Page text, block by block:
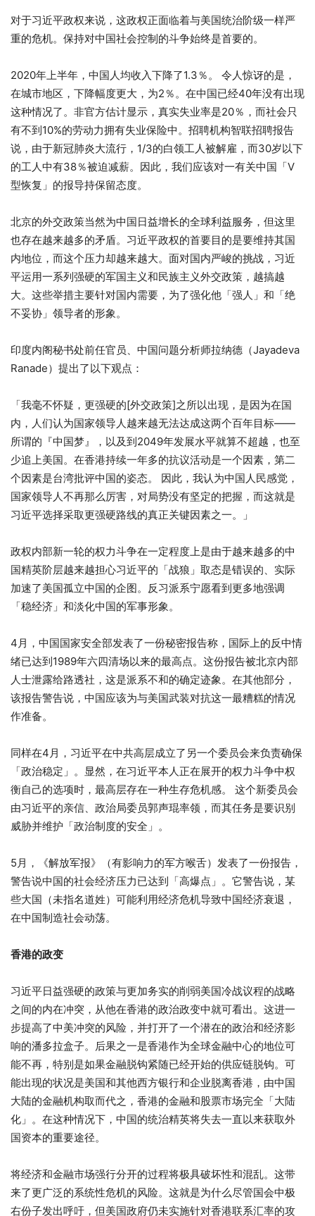
对于习近平政权来说，这政权正面临着与美国统治阶级一样严
重的危机。保持对中国社会控制的斗争始终是首要的。
2020年上半年，中国人均收入下降了1.3％。 令人惊讶的是，
在城市地区，下降幅度更大，为2％。在中国已经40年没有出现
这种情况了。非官方估计显示，真实失业率是20％，而社会只
有不到10%的劳动力拥有失业保险中。招聘机构智联招聘报告
说，由于新冠肺炎大流行，1/3的白领工人被解雇，而30岁以下
的工人中有38％被迫减薪。因此，我们应该对一有关中国「V
型恢复」的报导持保留态度。
北京的外交政策当然为中国日益增长的全球利益服务，但这里
也存在越来越多的矛盾。习近平政权的首要目的是要维持其国
内地位，而这个压力却越来越大。面对国内严峻的挑战，习近
平运用一系列强硬的军国主义和民族主义外交政策，越搞越
大。这些举措主要针对国内需要，为了强化他「强人」和「绝
不妥协」领导者的形象。
印度内阁秘书处前任官员、中国问题分析师拉纳德（Jayadeva
Ranade）提出了以下观点：
「我毫不怀疑，更强硬的[外交政策]之所以出现，是因为在国
内，人们认为国家领导人越来越无法达成这两个百年目标——
所谓的『中国梦』，以及到2049年发展水平就算不超越，也至
少追上美国。在香港持续一年多的抗议活动是一个因素，第二
个因素是台湾批评中国的姿态。 因此，我认为中国人民感觉，
国家领导人不再那么厉害，对局势没有坚定的把握，而这就是
习近平选择采取更强硬路线的真正关键因素之一。」
政权内部新一轮的权力斗争在一定程度上是由于越来越多的中
国精英阶层越来越担心习近平的「战狼」取态是错误的、实际
加速了美国孤立中国的企图。反习派系宁愿看到更多地强调
「稳经济」和淡化中国的军事形象。
4月，中国国家安全部发表了一份秘密报告称，国际上的反中情
绪已达到1989年六四清场以来的最高点。这份报告被北京内部
人士泄露给路透社，这是派系不和的确定迹象。在其他部分，
该报告警告说，中国应该为与美国武装对抗这一最糟糕的情况
作准备。
同样在4月，习近平在中共高层成立了另一个委员会来负责确保
「政治稳定」。显然，在习近平本人正在展开的权力斗争中权
衡自己的选项时，最高层存在一种生存危机感。 这个新委员会
由习近平的亲信、政治局委员郭声琨率领，而其任务是要识别
威胁并维护「政治制度的安全」。
5月，《解放军报》（有影响力的军方喉舌）发表了一份报告，
警告说中国的社会经济压力已达到「高爆点」。它警告说，某
些大国（未指名道姓）可能利用经济危机导致中国经济衰退，
在中国制造社会动荡。
香港的政变
习近平日益强硬的政策与更加务实的削弱美国冷战议程的战略
之间的内在冲突，从他在香港的政治政变中就可看出。这进一
步提高了中美冲突的风险，并打开了一个潜在的政治和经济影
响的潘多拉盒子。后果之一是香港作为全球金融中心的地位可
能不再，特别是如果金融脱钩紧随已经开始的供应链脱钩。可
能出现的状况是美国和其他西方银行和企业脱离香港，由中国
大陆的金融机构取而代之，香港的金融和股票市场完全「大陆
化」。在这种情况下，中国的统治精英将失去一直以来获取外
国资本的重要途径。
将经济和金融市场强行分开的过程将极具破坏性和混乱。这带
来了更广泛的系统性危机的风险。这就是为什么尽管国会中极
右份子发出呼吁，但美国政府仍未实施针对香港联系汇率的攻